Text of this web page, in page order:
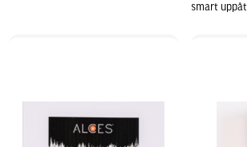
smart